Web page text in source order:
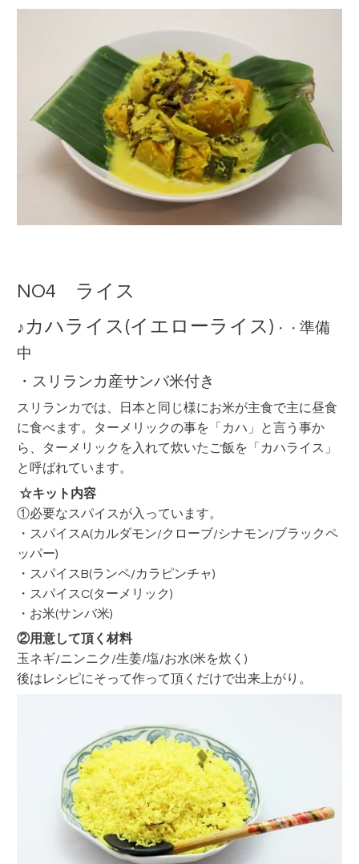
NO4 ライス
♪ カハライス(イエローライス) ・・ 準備
中
・スリランカ産サンバ米付き
スリランカでは、日本と同じ様にお米が主食で主に昼食
に食べます。ターメリックの事を「カハ」と言う事か
ら、ターメリックを入れて炊いたご飯を「カハライス」
と呼ばれています。
☆キット内容
①必要なスパイスが入っています。
・スパイスA(カルダモン/クローブ/シナモン/ブラックペ
ッパー)
・スパイスB(ランペ/カラピンチャ)
・スパイスC(ターメリック)
・お米(サンバ米)
②用意して頂く材料
玉ネギ/ニンニク/生姜/塩/お水(米を炊く)
後はレシピにそって作って頂くだけで出来上がり。